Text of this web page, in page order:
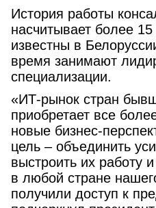
История работы
насчитывает более
известны в
время занимают
специализации.
«ИТ-рынок стран
приобретает все
новые бизнес-
цель – объединить
выстроить их работу
в любой стране
получили доступ к